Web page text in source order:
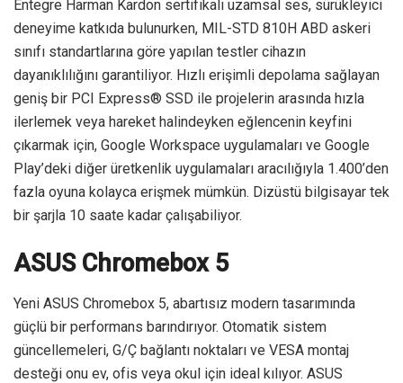
Entegre Harman Kardon sertifikalı uzamsal ses, sürükleyici
deneyime katkıda bulunurken, MIL-STD 810H ABD askeri
sınıfı standartlarına göre yapılan testler cihazın
dayanıklılığını garantiliyor. Hızlı erişimli depolama sağlayan
geniş bir PCI Express® SSD ile projelerin arasında hızla
ilerlemek veya hareket halindeyken eğlencenin keyfini
çıkarmak için, Google Workspace uygulamaları ve Google
Play’deki diğer üretkenlik uygulamaları aracılığıyla 1.400’den
fazla oyuna kolayca erişmek mümkün. Dizüstü bilgisayar tek
bir şarjla 10 saate kadar çalışabiliyor.
ASUS Chromebox 5
Yeni ASUS Chromebox 5, abartısız modern tasarımında
güçlü bir performans barındırıyor. Otomatik sistem
güncellemeleri, G/Ç bağlantı noktaları ve VESA montaj
desteği onu ev, ofis veya okul için ideal kılıyor. ASUS